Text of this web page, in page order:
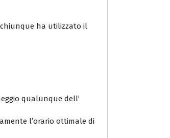
ha utilizzato il
qualunque dell’
l’orario ottimale di